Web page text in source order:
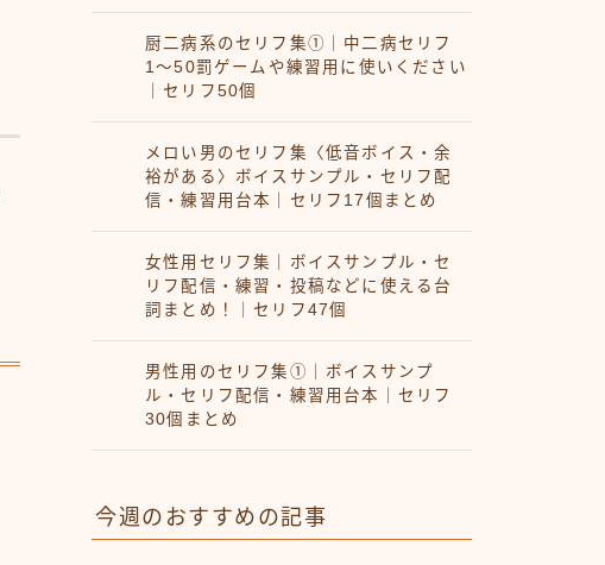
厨二病系のセリフ集①｜中二病セリフ
1〜50罰ゲームや練習用に使いください
｜セリフ50個
メロい男のセリフ集〈低音ボイス・余
裕がある〉ボイスサンプル・セリフ配
信・練習用台本｜セリフ17個まとめ
女性用セリフ集｜ボイスサンプル・セ
リフ配信・練習・投稿などに使える台
詞まとめ！｜セリフ47個
男性用のセリフ集①｜ボイスサンプ
ル・セリフ配信・練習用台本｜セリフ
30個まとめ
今週のおすすめの記事